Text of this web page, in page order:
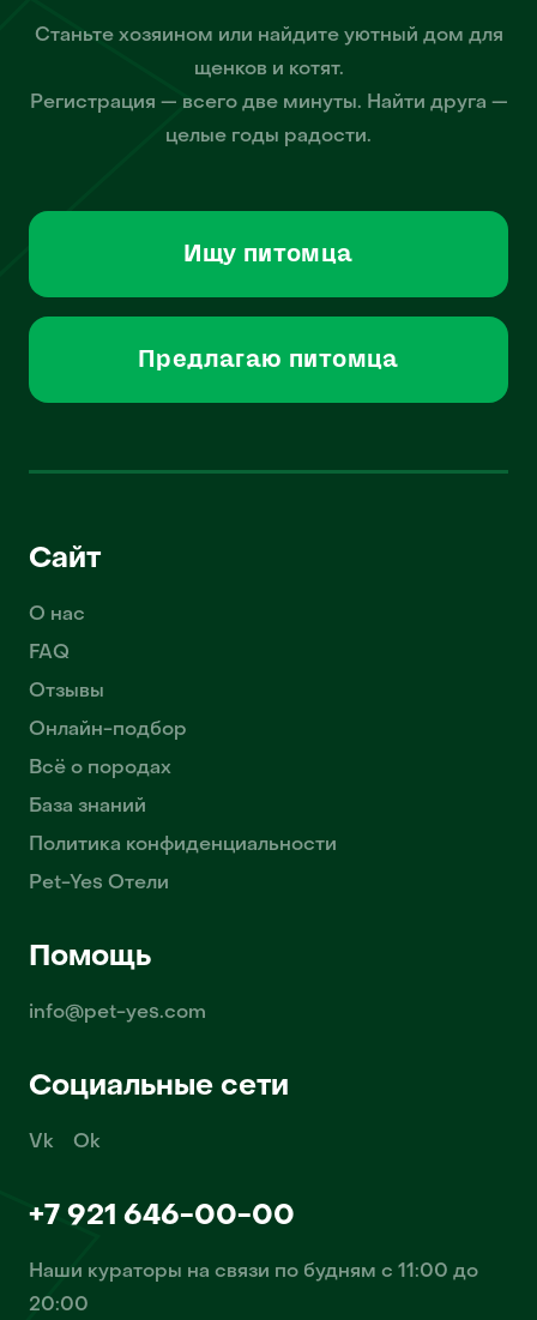
Станьте хозяином или найдите уютный дом для
щенков и котят.
Регистрация — всего две минуты. Найти друга —
целые годы радости.
Ищу питомца
Предлагаю питомца
Сайт
О нас
FAQ
Отзывы
Онлайн-подбор
Всё о породах
База знаний
Политика конфиденциальности
Pet-Yes Отели
Помощь
info@pet-yes.com
Социальные сети
Vk Ok
+7 921 646-00-00
Наши кураторы на связи по будням с 11:00 до
20:00